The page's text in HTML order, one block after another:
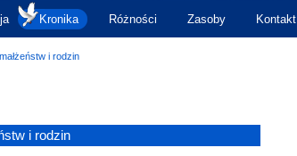
Kronika Różności Zasoby Kontakt
i rodzin
i rodzin